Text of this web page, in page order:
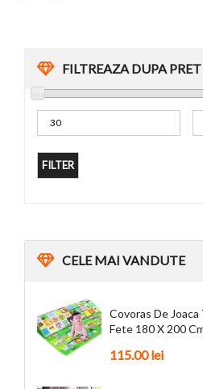
FILTREAZA DUPA PRET
FILTER
CELEMAI VANDUTE
Covoras De
Fete 180 X 200
115.00lei